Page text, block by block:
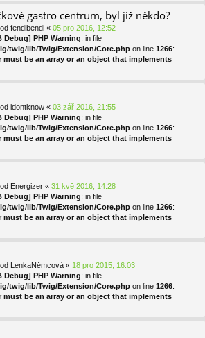
gastro centrum, byl již někdo?
fendibendi « 05 pro 2016, 12:52
Debug] PHP Warning: in file
twig/lib/Twig/Extension/Core.php on line 1266:
must be an array or an object that implements
idontknow « 03 zář 2016, 21:55
Debug] PHP Warning: in file
twig/lib/Twig/Extension/Core.php on line 1266:
must be an array or an object that implements
Energizer « 31 kvě 2016, 14:28
Debug] PHP Warning: in file
twig/lib/Twig/Extension/Core.php on line 1266:
must be an array or an object that implements
LenkaNěmcová « 18 pro 2015, 16:03
Debug] PHP Warning: in file
twig/lib/Twig/Extension/Core.php on line 1266:
must be an array or an object that implements